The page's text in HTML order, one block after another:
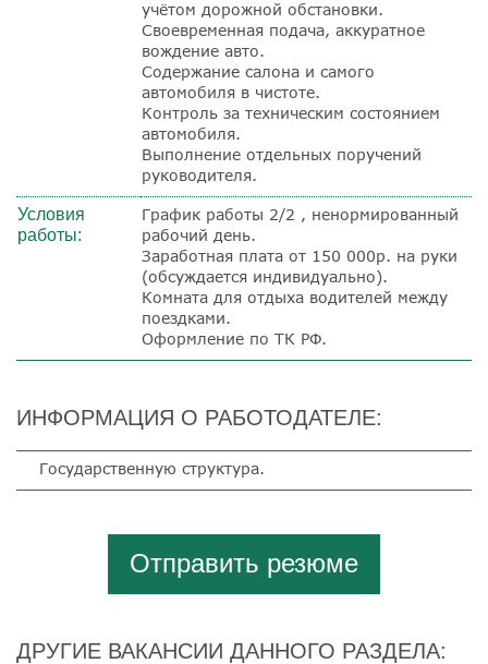
учётом дорожной обстановки.
Своевременная подача, аккуратное
вождение авто.
Содержание салона и самого
автомобиля в чистоте.
Контроль за техническим состоянием
автомобиля.
Выполнение отдельных поручений
руководителя.
Условия
работы:
График работы 2/2 , ненормированный
рабочий день.
Заработная плата от 150 000р. на руки
(обсуждается индивидуально).
Комната для отдыха водителей между
поездками.
Оформление по ТК РФ.
ИНФОРМАЦИЯ О РАБОТОДАТЕЛЕ:
Государственную структура.
Отправить резюме
ДРУГИЕ ВАКАНСИИ ДАННОГО РАЗДЕЛА: